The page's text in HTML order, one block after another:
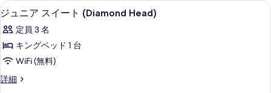
写
真
を
表
示
写
真
を
表
示
す
1
台
パ
ー
シ
ベ
ド
パ
ー
シ
ジ
ュ
ニ
ア
ス
イ
高級寝具、セーフティボックス (室
4
ジュニア スイート (Diamond Head)
定員 3 名
キングベッド 1 台
WiFi (無料)
詳細
ジ